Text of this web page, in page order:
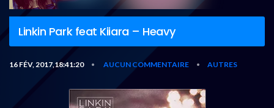
Linkin Park feat Kiiara – Heavy
16 FÉV, 2017,18:41:20 • AUCUN COMMENTAIRE • AUTRES